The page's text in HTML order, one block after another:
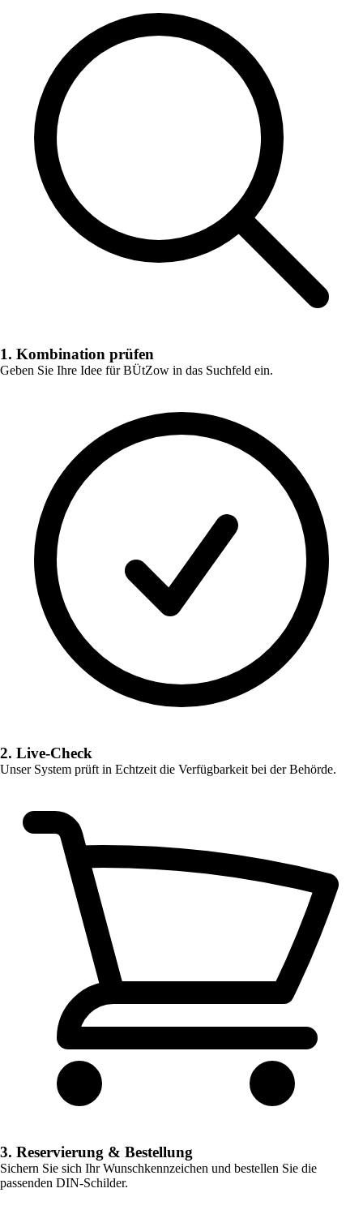
1. Kombination prüfen
Geben Sie Ihre Idee fürBÜtZow in das Suchfeld ein.
2. Live-Check
Unser System prüft in Echtzeit die Verfügbarkeit bei der Behörde.
3. Reservierung & Bestellung
Sichern Sie sich Ihr Wunschkennzeichen und bestellen Sie die
passenden DIN-Schilder.